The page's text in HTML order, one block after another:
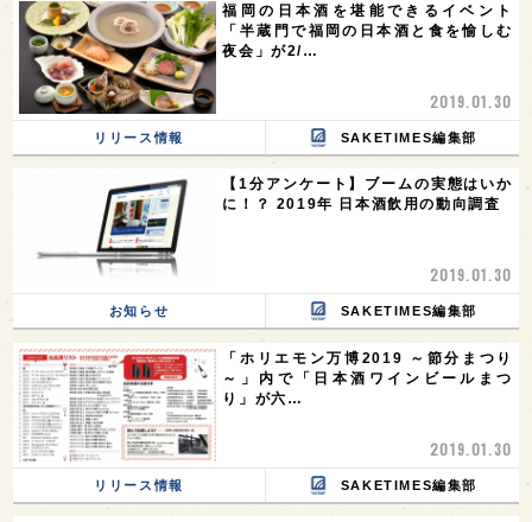
福岡の日本酒を堪能できるイベント
「半蔵門で福岡の日本酒と食を愉しむ
夜会」が2/…
2019.01.30
リリース情報 SAKETIMES編集部
【1分アンケート】ブームの実態はいか
に！？ 2019年 日本酒飲用の動向調査
2019.01.30
お知らせ SAKETIMES編集部
「ホリエモン万博2019 ～節分まつり
～」内で「日本酒ワインビールまつ
り」が六…
2019.01.30
リリース情報 SAKETIMES編集部